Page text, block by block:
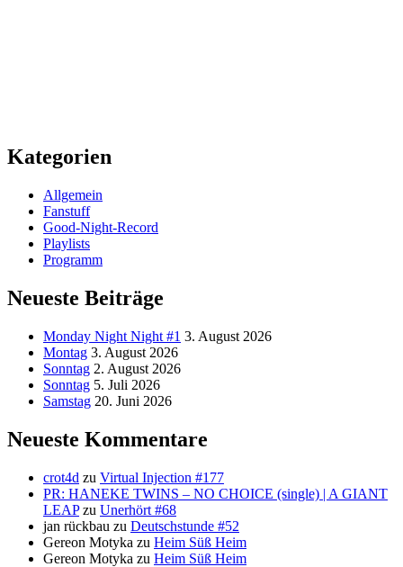
Kategorien
Allgemein
Fanstuff
Good-Night-Record
Playlists
Programm
Neueste Beiträge
Monday Night Night #1 3. August 2026
Montag 3. August 2026
Sonntag 2. August 2026
Sonntag 5. Juli 2026
Samstag 20. Juni 2026
Neueste Kommentare
crot4d zu Virtual Injection #177
PR: HANEKE TWINS – NO CHOICE (single) | A GIANT
LEAPzu Unerhört #68
jan rückbau zu Deutschstunde #52
Gereon Motyka zu Heim Süß Heim
Gereon Motyka zu Heim Süß Heim